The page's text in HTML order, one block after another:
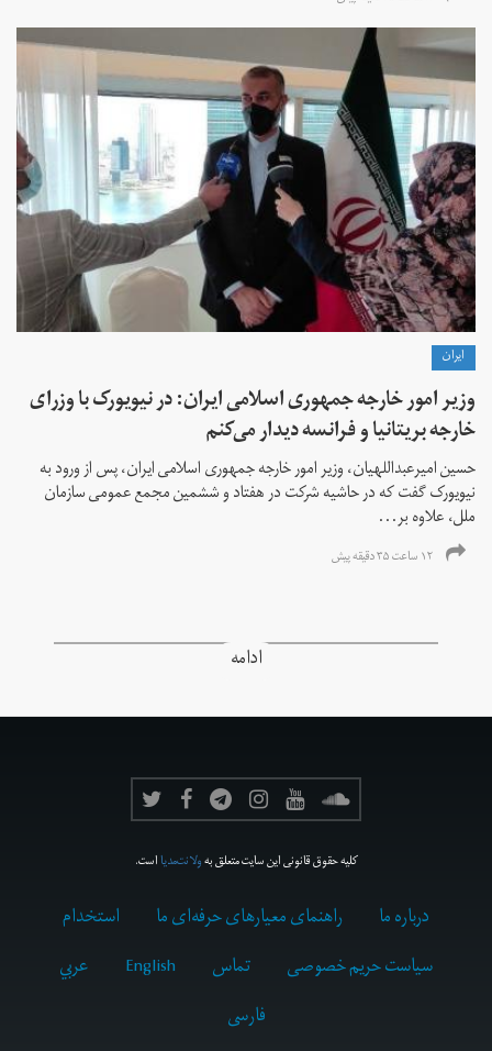
ايران
وزیر امور خارجه جمهوری اسلامی ایران: در نیویورک با وزرای
خارجه بریتانیا و فرانسه دیدار می‌کنم
حسین امیرعبداللهیان، وزیر امور خارجه جمهوری اسلامی ایران، پس از ورود به
نیویورک گفت که در حاشیه شرکت در هفتاد و ششمین مجمع عمومی سازمان
ملل، علاوه بر...
۱۲ ساعت ۳۵ دقیقه پیش
ادامه
کلیه حقوق قانونی این سایت متعلق بهولانت‌مدیااست.
درباره ما راهنمای معیارهای حرفه‌ای ما
استخدام
سیاست حریم خصوصی
تماس English
عربي
فارسى